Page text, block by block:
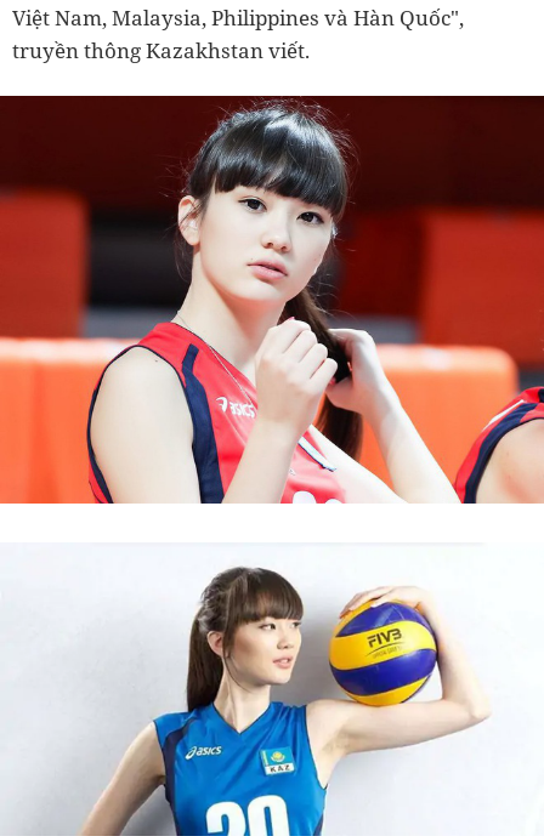
Việt Nam, Malaysia, Philippines và Hàn Quốc",
truyền thông Kazakhstan viết.